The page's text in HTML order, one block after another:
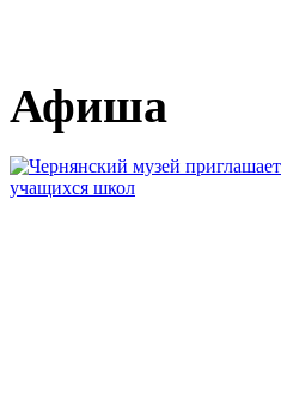
Афиша